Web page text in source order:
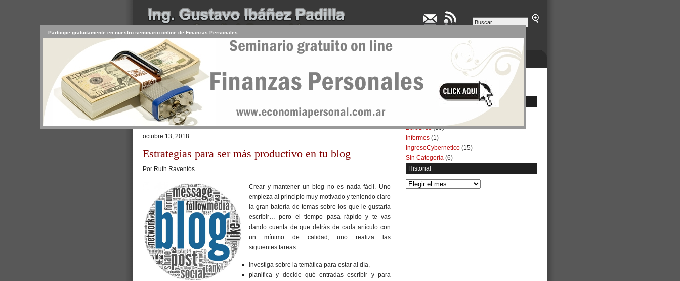
INICIO SERVICIOS BOLETINES NEGOCIOS
CONTACTO USUARIO
Browse >Home/
Cómo ser más productivo en tu Blog
octubre 13, 2018
Estrategias para ser más productivo en tu blog
Por Ruth Raventós.
Crear y mantener un blog no es nada fácil. Uno
empieza al principio muy motivado y teniendo claro
la gran batería de temas sobre los que le gustaría
escribir… pero el tiempo pasa rápido y te vas
dando cuenta de que detrás de cada artículo con
un mínimo de calidad, uno realiza las
siguientes tareas:
investiga sobre la temática para estar al día,
planifica y decide qué entradas escribir y para
Participe gratuitamente en nuestro seminario online de Finanzas Personales
Boletines(39)
Informes (1)
IngresoCybernetico (15)
Sin Categoría (6)
Historial
Historial